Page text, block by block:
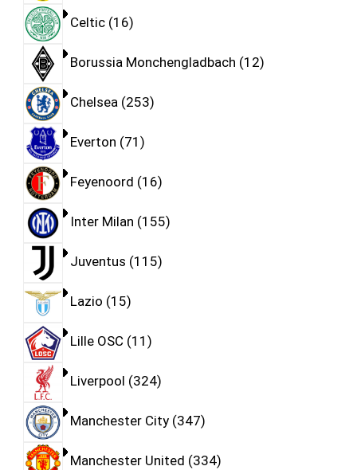
Celtic 16
Borussia Monchengladbach 12
Chelsea 253
Everton 71
Feyenoord 16
Inter Milan 155
Juventus 115
Lazio 15
Lille OSC 11
Liverpool 324
Manchester City 347
Manchester United 334